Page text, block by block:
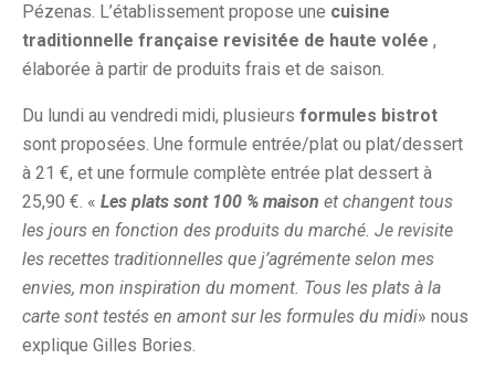
Pézenas. L’établissement propose une cuisine
traditionnelle française revisitée de haute volée ,
élaborée à partir de produits frais et de saison.
Du lundi au vendredi midi, plusieurs formules bistrot
sont proposées. Une formule entrée/plat ou plat/dessert
à 21 €, et une formule complète entrée plat dessert à
25,90 €. « Les plats sont 100 % maison et changent tous
les jours en fonction des produits du marché. Je revisite
les recettes traditionnelles que j’agrémente selon mes
envies, mon inspiration du moment. Tous les plats à la
carte sont testés en amont sur les formules du midi» nous
explique Gilles Bories.